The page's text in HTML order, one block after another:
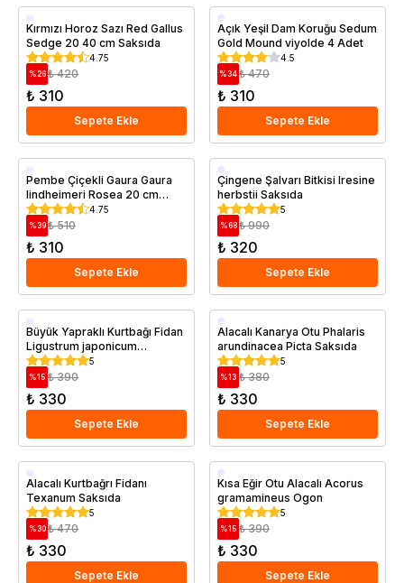
Saksıda
Kırmızı Horoz Sazı Red Gallus
Sedge 20 40 cm Saksıda
4.75
%26 ₺ 420
₺ 310
Sepete Ekle
Saksıda
Açık Yeşil Dam Koruğu Sedum
Gold Mound viyolde 4 Adet
4.5
%34 ₺ 470
₺ 310
Sepete Ekle
Saksıda
Pembe Çiçekli Gaura Gaura
lindheimeri Rosea 20 cm
Saksıda
4.75
%39 ₺ 510
₺ 310
Sepete Ekle
Saksıda
Çingene Şalvarı Bitkisi Iresine
herbstii Saksıda
5
% 68 ₺ 990
₺ 320
Sepete Ekle
Saksıda
Büyük Yapraklı Kurtbağı Fidan
Ligustrum japonicum
Texanum 30 50 cm Saksıda
5
%15 ₺ 390
₺ 330
Sepete Ekle
Saksıda
Alacalı Kanarya Otu Phalaris
arundinacea Picta Saksıda
5
%13 ₺ 380
₺ 330
Sepete Ekle
Saksıda
Alacalı Kurtbağrı Fidanı
Texanum Saksıda
5
%30 ₺ 470
₺ 330
Sepete Ekle
Saksıda
Kısa Eğir Otu Alacalı Acorus
gramamineus Ogon
5
%15 ₺ 390
₺ 330
Sepete Ekle